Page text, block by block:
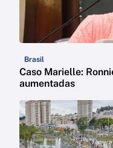
Brasil
Caso Marielle:
aumentadas